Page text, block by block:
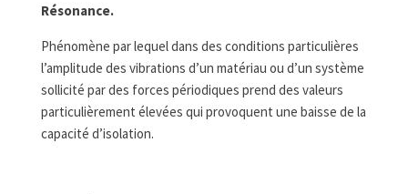
Résonance.
Phénomène par lequel dans des conditions particulières
l’amplitude des vibrations d’un matériau ou d’un système
sollicité par des forces périodiques prend des valeurs
particulièrement élevées qui provoquent une baisse de la
capacité d’isolation.